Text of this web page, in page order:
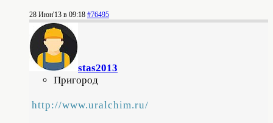
28 Июн'13 в 09:18 #76495
stas2013
Пригород
http://www.uralchim.ru/